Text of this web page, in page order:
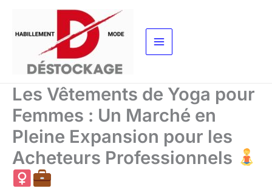
contenu
Les Vêtements de Yoga pour
Femmes : Un Marché en
Pleine Expansion pour les
Acheteurs Professionnels